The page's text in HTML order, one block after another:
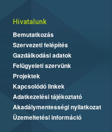
Hivatalunk
Bemutatkozás
Szervezeti felépítés
Gazdálkodási adatok
Felügyeleti szervünk
Projektek
Kapcsolódó linkek
Adatkezelési tájékoztató
Akadálymentességi nyilatkozat
Üzemeltetési információ